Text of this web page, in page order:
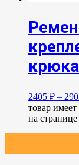
2405 ₽ –
товар
на странице